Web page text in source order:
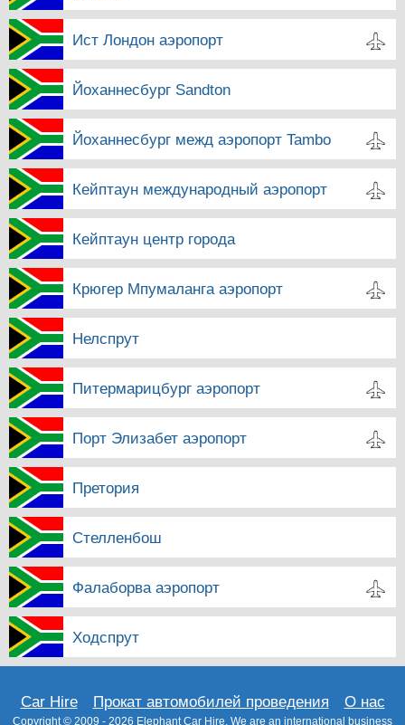
Ист Лондон аэропорт
Йоханнесбург Sandton
Йоханнесбург межд аэропорт Tambo
Кейптаун международный аэропорт
Кейптаун центр города
Крюгер Мпумаланга аэропорт
Нелспрут
Питермарицбург аэропорт
Порт Элизабет аэропорт
Претория
Стелленбош
Фалаборва аэропорт
Ходспрут
Car Hire Прокат автомобилей проведения О нас
Copyright © 2009 - 2026 Elephant Car Hire . We are an international business